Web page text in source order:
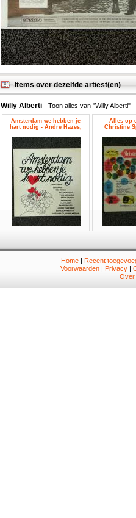
Items over dezelfde artiest(en)
Willy Alberti - Toon alles van "Willy Alberti"
Amsterdam we hebben je
hart nodig - Andre Hazes,
Beppie Bouwmeester,
Johnny Kraaykamp, Ramses
Shaffy, Rika Jansen, Willeke
Alberti, Willy Alberti, Wim
Sonneveld
Alles op
Christine
Conny
Joop
Home| Recent
Voorwaarden | Privacy |
Over